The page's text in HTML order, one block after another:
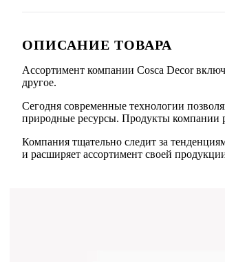
ОПИСАНИЕ ТОВАРА
Ассортимент компании Cosca Decor
другое.
Сегодня современные технологии
природные ресурсы. Продукты компании
Компания тщательно следит за
и расширяет ассортимент своей